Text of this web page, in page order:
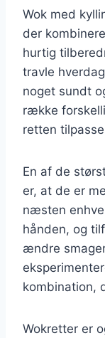
Wok med
der
hurtig
travle
noget sundt
række
retten
En af de
er, at de er
næsten
hånden, og
ændre
kombination,
Wokretter er